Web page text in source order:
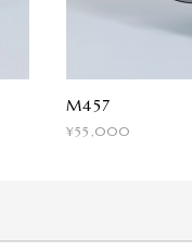
M457
¥55,000